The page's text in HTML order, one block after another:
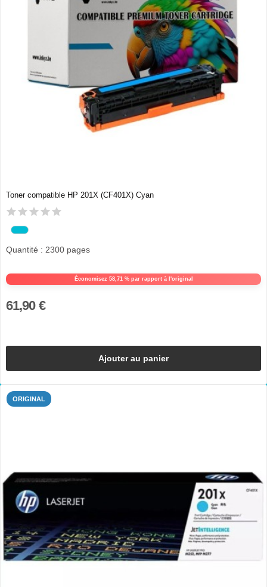
Toner compatible HP 201X (CF401X) Cyan
Économisez 58,71 % par rapport à l'original
Quantité : 2300 pages
61,90 €
Ajouter au panier
ORIGINAL